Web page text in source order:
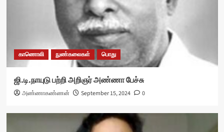
காணொலி நுண்கலைகள் பொது
ஜி.டி.நாயுடு பற்றி அறிஞர் அண்ணா பேச்சு
அண்ணாகண்ணன் September 15, 2024 0